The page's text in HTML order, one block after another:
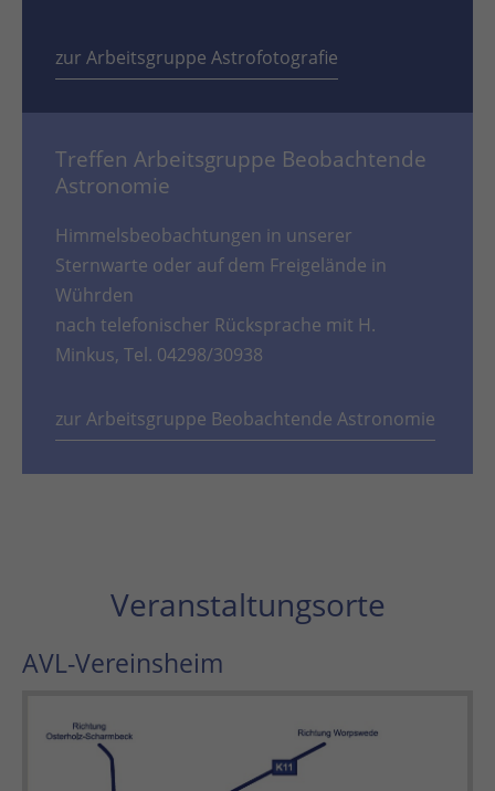
zur Arbeitsgruppe Astrofotografie
Treffen Arbeitsgruppe Beobachtende
Astronomie
Himmelsbeobachtungen in unserer
Sternwarte oder auf dem Freigelände in
Wührden
nach telefonischer Rücksprache mit H.
Minkus, Tel. 04298/30938
zur Arbeitsgruppe Beobachtende Astronomie
Veranstaltungsorte
AVL-Vereinsheim